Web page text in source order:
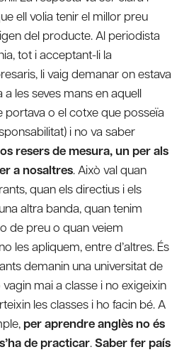
ell volia tenir el millor preu
del producte. Al periodista
tot i acceptant-li la
li vaig demanar on estava
les seves mans en aquell
o el cotxe que posseïa
i no va saber
resers de mesura, un per als
a nosaltres. Això val quan
quan els directius i els
altra banda, quan tenim
de preu o quan veiem
les apliquem, entre d’altres. És
demanin una universitat de
mai a classe i no exigeixin
les classes i ho facin bé. A
per aprendre anglès no és
de practicar.Saber fer país